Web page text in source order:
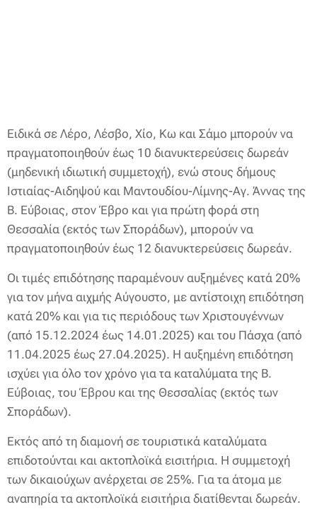
Ειδικά σε Λέρο, Λέσβο, Χίο, Κω και Σάμο μπορούν να
πραγματοποιηθούν έως 10 διανυκτερεύσεις δωρεάν
(μηδενική ιδιωτική συμμετοχή), ενώ στους δήμους
Ιστιαίας-Αιδηψού και Μαντουδίου-Λίμνης-Αγ. Άννας της
Β. Εύβοιας, στον Έβρο και για πρώτη φορά στη
Θεσσαλία (εκτός των Σποράδων), μπορούν να
πραγματοποιηθούν έως 12 διανυκτερεύσεις δωρεάν.
Οι τιμές επιδότησης παραμένουν αυξημένες κατά 20%
για τον μήνα αιχμής Αύγουστο, με αντίστοιχη επιδότηση
κατά 20% και για τις περιόδους των Χριστουγέννων
(από 15.12.2024 έως 14.01.2025) και του Πάσχα (από
11.04.2025 έως 27.04.2025). Η αυξημένη επιδότηση
ισχύει για όλο τον χρόνο για τα καταλύματα της Β.
Εύβοιας, του Έβρου και της Θεσσαλίας (εκτός των
Σποράδων).
Εκτός από τη διαμονή σε τουριστικά καταλύματα
επιδοτούνται και ακτοπλοϊκά εισιτήρια. Η συμμετοχή
των δικαιούχων ανέρχεται σε 25%. Για τα άτομα με
αναπηρία τα ακτοπλοϊκά εισιτήρια διατίθενται δωρεάν.